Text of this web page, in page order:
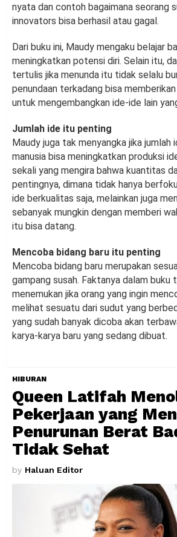
nyata dan contoh bagaimana seorang
innovators bisa berhasil atau gagal.
Dari buku ini, Maudy mengaku belajar
meningkatkan potensi diri. Selain itu,
tertulis jika menunda itu tidak selalu
penundaan terkadang bisa
untuk mengembangkan ide-ide lain
Jumlah ide itu penting
Maudy juga tak menyangka jika jumlah
manusia bisa meningkatkan produksi
sekali yang mengira bahwa kuantitas
pentingnya, dimana tidak hanya
ide berkualitas saja, melainkan juga
sebanyak mungkin dengan memberi
itu bisa datang.
Mencoba bidang baru itu penting
Mencoba bidang baru merupakan
gampang susah. Faktanya dalam buku
menemukan jika orang yang ingin
melihat sesuatu dari sudut yang
yang sudah banyak dicoba akan
karya-karya baru yang sedang dibuat.
HIBURAN
Queen Latifah
Pekerjaan yang
Penurunan Berat
Tidak Sehat
by Haluan Editor